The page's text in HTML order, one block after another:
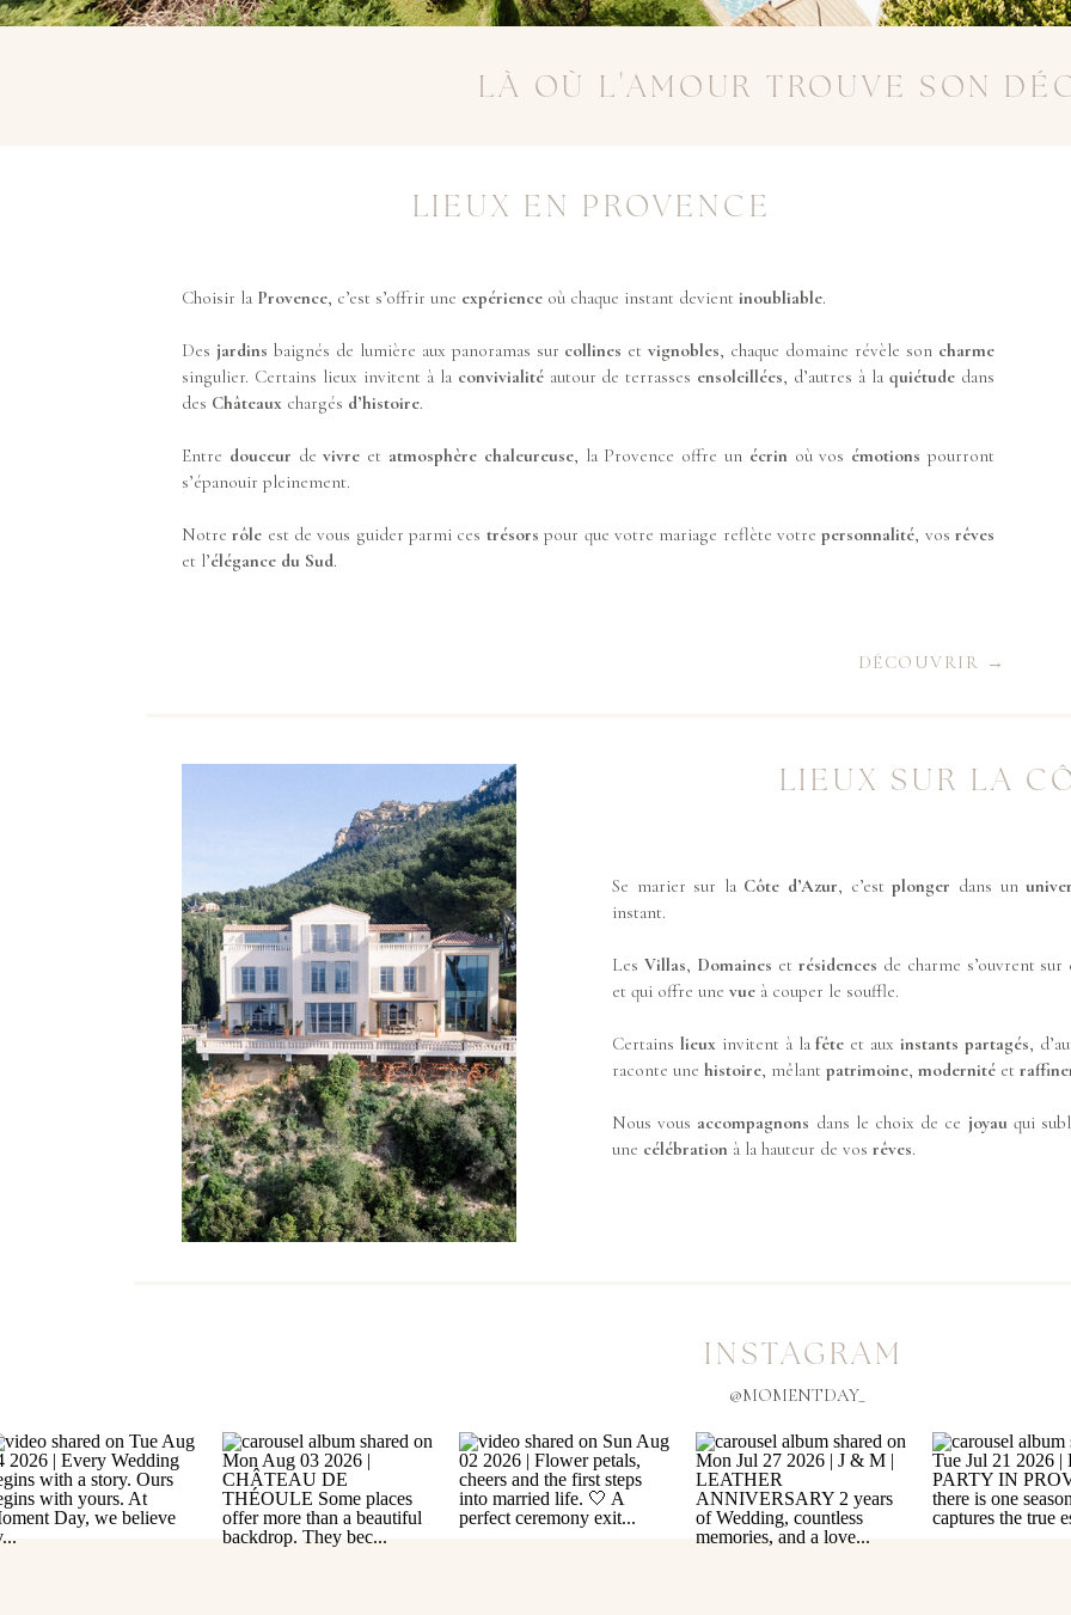
LÀ OÙ L'AMOUR TROUVE SON
DÉCOUVRIR →
Choisir la Provence, c’est s’offrir une expérience où chaque instant devient inoubliable.
Des jardins baignés de lumière aux panoramas sur collines etvignobles, chaque domaine révèle son charme
singulier. Certains lieux invitent à la convivialitéautour de terrasses ensoleillées, d’autres à laquiétude dans
des Châteaux chargés d’histoire.
Entre douceur devivre et atmosphère chaleureuse, la Provence offre un écrin où vos émotions pourront
s’épanouir pleinement.
Notrerôle est de vous guider parmi ces trésors pour que votre mariage reflète votrepersonnalité, vosrêves
et l’élégance du Sud.
LIEUX EN PROVENCE
Se marier sur la Côte d’Azur, c’estplonger dans un
instant.
Les Villas, Domaines et résidences de charme s’ouvrent
et qui offre une vue à couper le souffle.
Certains lieuxinvitent à lafête et auxinstants partagés,
raconte une histoire, mêlant patrimoine, modernité et
Nous vous accompagnons dans le choix de ce joyau qui
une célébration à la hauteur de vos rêves.
LIEUX SUR LA
@MOMENTDAY_
INSTAGRAM